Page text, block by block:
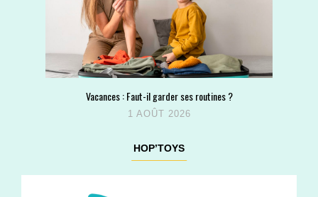
Vacances : Faut-il garder ses routines ?
1 AOÛT 2026
HOP’TOYS